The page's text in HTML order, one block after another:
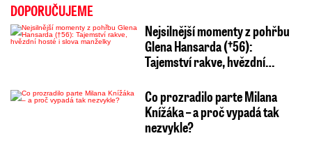
DOPORUČUJEME
Nejsilnější momenty z pohřbu
Glena Hansarda (†56):
Tajemství rakve, hvězdní…
Co prozradilo parte Milana
Knížáka – a proč vypadá tak
nezvykle?